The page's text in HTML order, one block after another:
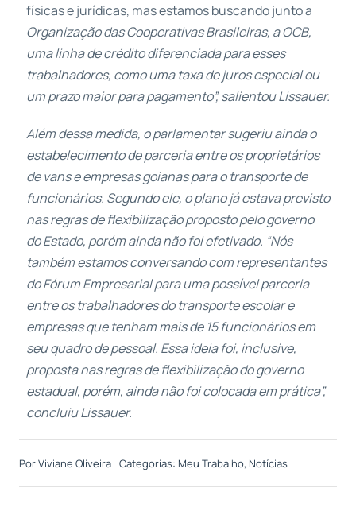
físicas e jurídicas, mas estamos buscando junto a
Organização das Cooperativas Brasileiras, a OCB,
uma linha de crédito diferenciada para esses
trabalhadores, como uma taxa de juros especial ou
um prazo maior para pagamento”, salientou Lissauer.
Além dessa medida, o parlamentar sugeriu ainda o
estabelecimento de parceria entre os proprietários
de vans e empresas goianas para o transporte de
funcionários. Segundo ele, o plano já estava previsto
nas regras de flexibilização proposto pelo governo
do Estado, porém ainda não foi efetivado. “Nós
também estamos conversando com representantes
do Fórum Empresarial para uma possível parceria
entre os trabalhadores do transporte escolar e
empresas que tenham mais de 15 funcionários em
seu quadro de pessoal. Essa ideia foi, inclusive,
proposta nas regras de flexibilização do governo
estadual, porém, ainda não foi colocada em prática”,
concluiu Lissauer.
PorViviane Oliveira Categorias: Meu Trabalho, Notícias